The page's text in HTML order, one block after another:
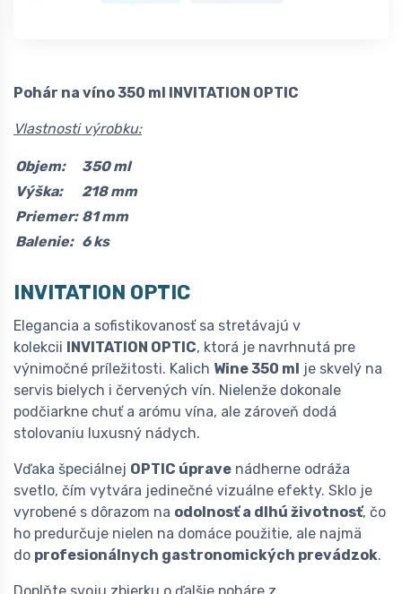
Pohár na víno 350 ml INVITATION OPTIC
Vlastnosti výrobku:
Objem:
350 ml
Výška:
218 mm
Priemer: 81 mm
Balenie: 6 ks
INVITATION OPTIC
Elegancia a sofistikovanosť sa stretávajú v
kolekcii
INVITATION OPTIC, ktorá je navrhnutá pre
výnimočné príležitosti. Kalich Wine 350 ml
je skvelý na
servis bielych i červených vín. Nielenže dokonale
podčiarkne chuť a arómu vína, ale zároveň dodá
stolovaniu luxusný nádych.
Vďaka špeciálnej OPTIC úprave nádherne odráža
svetlo, čím vytvára jedinečné vizuálne efekty. Sklo je
vyrobené s dôrazom na odolnosť a dlhú životnosť, čo
ho predurčuje nielen na domáce použitie, ale najmä
do profesionálnych gastronomických prevádzok.